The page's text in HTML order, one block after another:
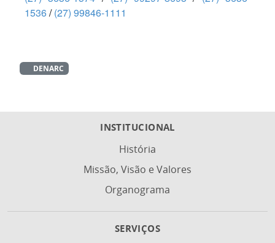
1536/(27) 99846-1111
DENARC
INSTITUCIONAL
História
Missão, Visão e Valores
Organograma
SERVIÇOS